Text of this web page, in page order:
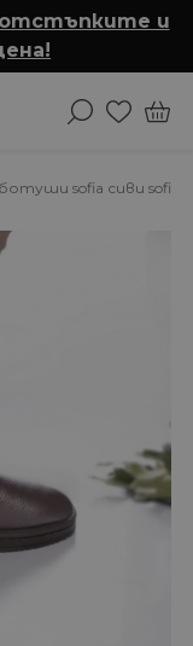
отстъпките и
sofia сиви sofia